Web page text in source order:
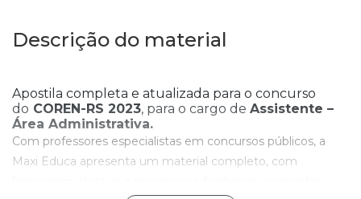
Descrição do material
Apostila completa e atualizada para o concurso
do COREN-RS 2023, para o cargo de Assistente –
Área Administrativa.
Com professores especialistas em concursos públicos, a
Maxi Educa apresenta um material completo, com